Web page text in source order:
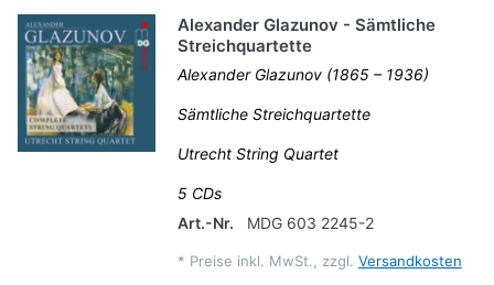
Alexander Glazunov - Sämtliche
Streichquartette
Alexander Glazunov (1865 – 1936)
Sämtliche Streichquartette
Utrecht String Quartet
5 CDs
Art.-Nr.
MDG 603 2245-2
* Preise inkl. MwSt., zzgl. Versandkosten